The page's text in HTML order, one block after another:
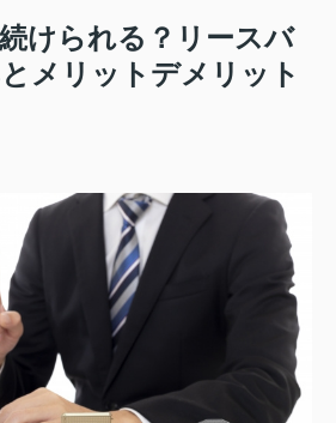
けられる？リースバ
メリットデメリット